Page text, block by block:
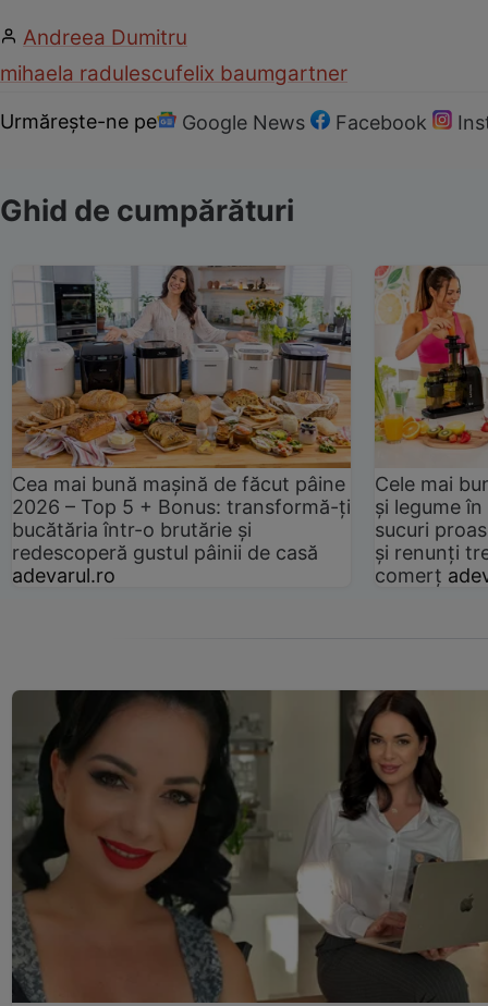
Andreea Dumitru
mihaela radulescufelix baumgartner
Urmărește-ne pe Google News Facebook
Ghid de cumpărături
Cea mai bună mașină de făcut pâine
2026 – Top 5 + Bonus: transformă-ți
bucătăria într-o brutărie și
redescoperă gustul pâinii de casă
adevarul.ro
Cele mai
și legume
sucuri
și renunți
comerț